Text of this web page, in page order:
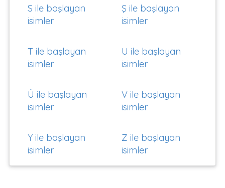
S ile başlayan
isimler
Ş ile başlayan
isimler
T ile başlayan
isimler
U ile başlayan
isimler
Ü ile başlayan
isimler
V ile başlayan
isimler
Y ile başlayan
isimler
Z ile başlayan
isimler